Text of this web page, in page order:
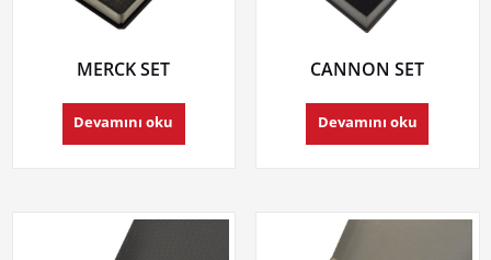
MERCK SET
Devamını oku
CANNON SET
Devamını oku